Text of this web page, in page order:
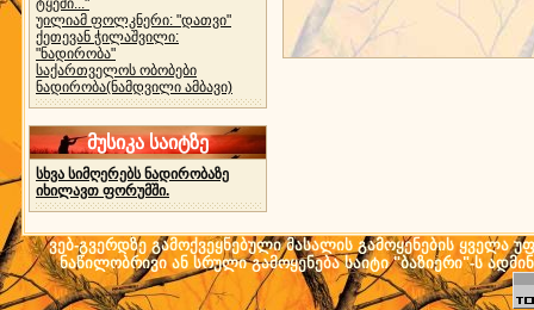
ტყეში..."
უილიამ ფოლკნერი: "დათვი"
ქეთევან ჭილაშვილი:
"ნადირობა"
საქართველოს ობობები
ნადირობა(ნამდვილი ამბავი)
მუსიკა საიტზე
სხვა სიმღერებს ნადირობაზე
იხილავთ ფორუმში.
ვებ-გვერდზე გამოქვეყნებული მასალის გამოყენების ყველა
ნაწილობრივი ან სრული გამოყენება საიტი "ბაზიერი"-ს